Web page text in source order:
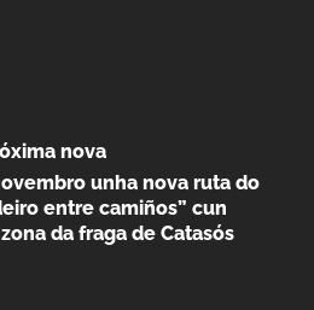
nova
unha nova ruta do
entre camiños” cun
da fraga de Catasós